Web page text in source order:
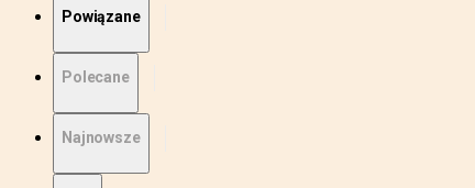
Powiązane
Polecane
Najnowsze